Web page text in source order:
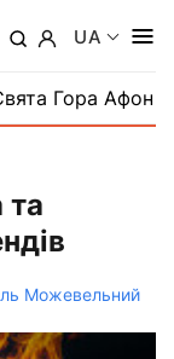
UA
Гора Афон
та
Можевельний